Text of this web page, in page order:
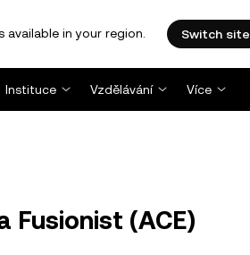
in your region. Switch site
Instituce Vzdělávání Více
Fusionist (ACE)